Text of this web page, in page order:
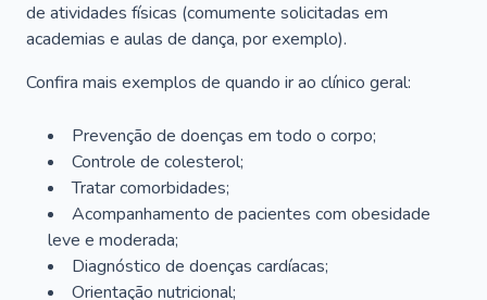
de atividades físicas (comumente solicitadas em
academias e aulas de dança, por exemplo).
Confira mais exemplos de quando ir ao clínico geral:
Prevenção de doenças em todo o corpo;
Controle de colesterol;
Tratar comorbidades;
Acompanhamento de pacientes com obesidade
leve e moderada;
Diagnóstico de doenças cardíacas;
Orientação nutricional;